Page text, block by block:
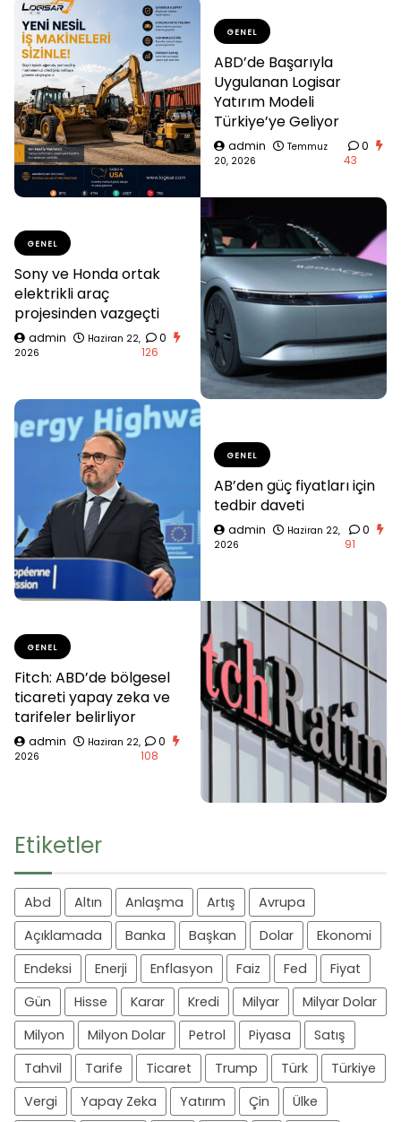
GENEL
ABD’de Başarıyla
Uygulanan Logisar
Yatırım Modeli
Türkiye’ye Geliyor
admin
Temmuz
20, 2026
0
43
GENEL
Sony ve Honda ortak
elektrikli araç
projesinden vazgeçti
admin
Haziran 22,
2026
0
126
GENEL
AB’den güç fiyatları için
tedbir daveti
admin
Haziran 22,
2026
0
91
GENEL
Fitch: ABD’de bölgesel
ticareti yapay zeka ve
tarifeler belirliyor
admin
Haziran 22,
2026
0
108
Etiketler
Abd Altın Anlaşma Artış
Avrupa
Açıklamada
Banka Başkan Dolar
Ekonomi
Endeksi
Enerji Enflasyon Faiz Fed
Fiyat
Gün
Hisse Karar Kredi Milyar
Milyar Dolar
Milyon
Milyon Dolar Petrol Piyasa
Satış
Tahvil
Tarife Ticaret Trump Türk
Türkiye
Vergi
Yapay Zeka Yatırım Çin Ülke